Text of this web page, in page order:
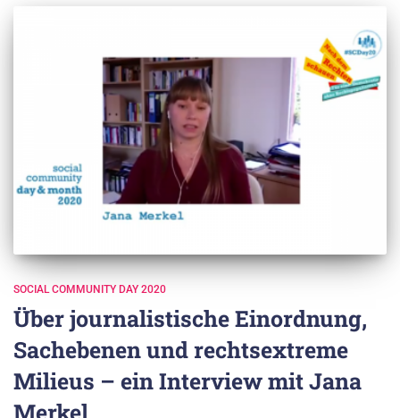
SOCIAL COMMUNITY DAY 2020
Über journalistische Einordnung,
Sachebenen und rechtsextreme
Milieus – ein Interview mit Jana